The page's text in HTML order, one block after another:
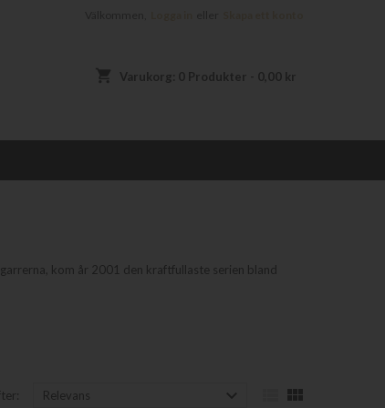
shopping_cart Varukorg: 0 Produkter - 0,00 kr
kom år 2001 den kraftfullaste serien bland
Relevans  